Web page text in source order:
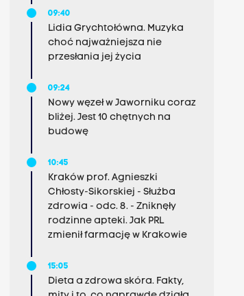
09:40
Lidia Grychtołówna. Muzyka
choć najważniejsza nie
przesłania jej życia
09:24
Nowy węzeł w Jaworniku coraz
bliżej. Jest 10 chętnych na
budowę
10:45
Kraków prof. Agnieszki
Chłosty-Sikorskiej - Służba
zdrowia - odc. 8. - Zniknęły
rodzinne apteki. Jak PRL
zmienił farmację w Krakowie
15:05
Dieta a zdrowa skóra. Fakty,